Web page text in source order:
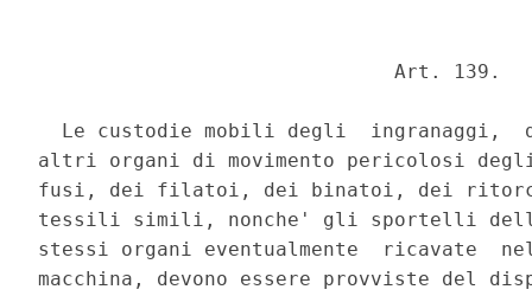
                              Art. 139.
Le custodie mobili degli  ingranaggi,
altri organi di movimento pericolosi
fusi, dei filatoi, dei binatoi, dei
tessili simili, nonche' gli sportelli
stessi organi eventualmente  ricavate
macchina, devono essere provviste del